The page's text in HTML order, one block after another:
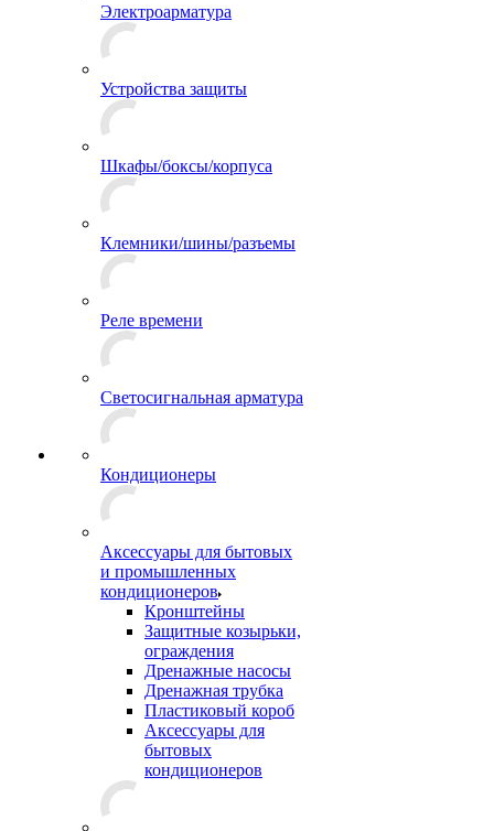
Электроарматура
Устройства защиты
Шкафы/боксы/корпуса
Клемники/шины/разъемы
Реле времени
Светосигнальная арматура
Кондиционеры
Аксессуары для бытовых
и промышленных
кондиционеров
Кронштейны
Защитные козырьки,
ограждения
Дренажные насосы
Дренажная трубка
Пластиковый короб
Аксессуары для
бытовых
кондиционеров